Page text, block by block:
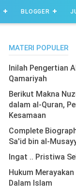
BLOGGER
MATERI POPULER
Inilah Pengertian
Qamariyah
Berikut Makna
dalam al-Quran,
Kesamaan
Complete
Sa'id bin al-
Ingat .. Pristiwa
Hukum
Dalam Islam